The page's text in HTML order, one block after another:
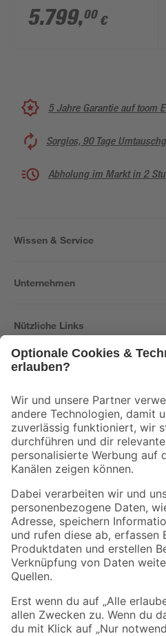
cm nussbaumfarben
mit Aluminiumdach
5.799,00 €
5 Jahre Garantie auf toom
Sorglos, 90 Tage
Abholung im Markt in 2
Wissen & Service
Unternehmen
Nützliche Links
Der toom Newsletter: Keine Angebote
Zur Newsletter Anmeldung
Folge uns
Zahlungsarten
Sicher einkaufen
Jetzt die toom-App herunterladen